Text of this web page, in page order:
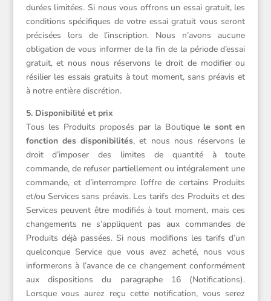
durées limitées. Si nous vous offrons un essai gratuit, les
conditions spécifiques de votre essai gratuit vous seront
précisées lors de l’inscription. Nous n’avons aucune
obligation de vous informer de la fin de la période d’essai
gratuit, et nous nous réservons le droit de modifier ou
résilier les essais gratuits à tout moment, sans préavis et
à notre entière discrétion.
5. Disponibilité et prix
Tous les Produits proposés par la Boutique le sont en
fonction des disponibilités, et nous nous réservons le
droit d’imposer des limites de quantité à toute
commande, de refuser partiellement ou intégralement une
commande, et d’interrompre l’offre de certains Produits
et/ou Services sans préavis. Les tarifs des Produits et des
Services peuvent être modifiés à tout moment, mais ces
changements ne s’appliquent pas aux commandes de
Produits déjà passées. Si nous modifions les tarifs d’un
quelconque Service que vous avez acheté, nous vous
informerons à l’avance de ce changement conformément
aux dispositions du paragraphe 16 (Notifications).
Lorsque vous aurez reçu cette notification, vous serez